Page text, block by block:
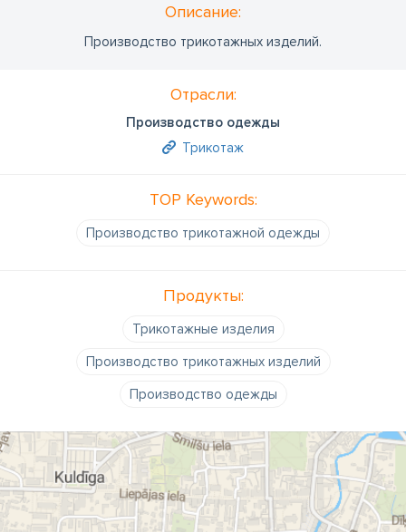
Oписание:
Производство трикотажных изделий.
Отрасли:
Производство одежды
Трикотаж
TOP Keywords:
Производство трикотажной одежды
Продукты:
Трикотажные изделия
Производство трикотажных изделий
Производство одежды